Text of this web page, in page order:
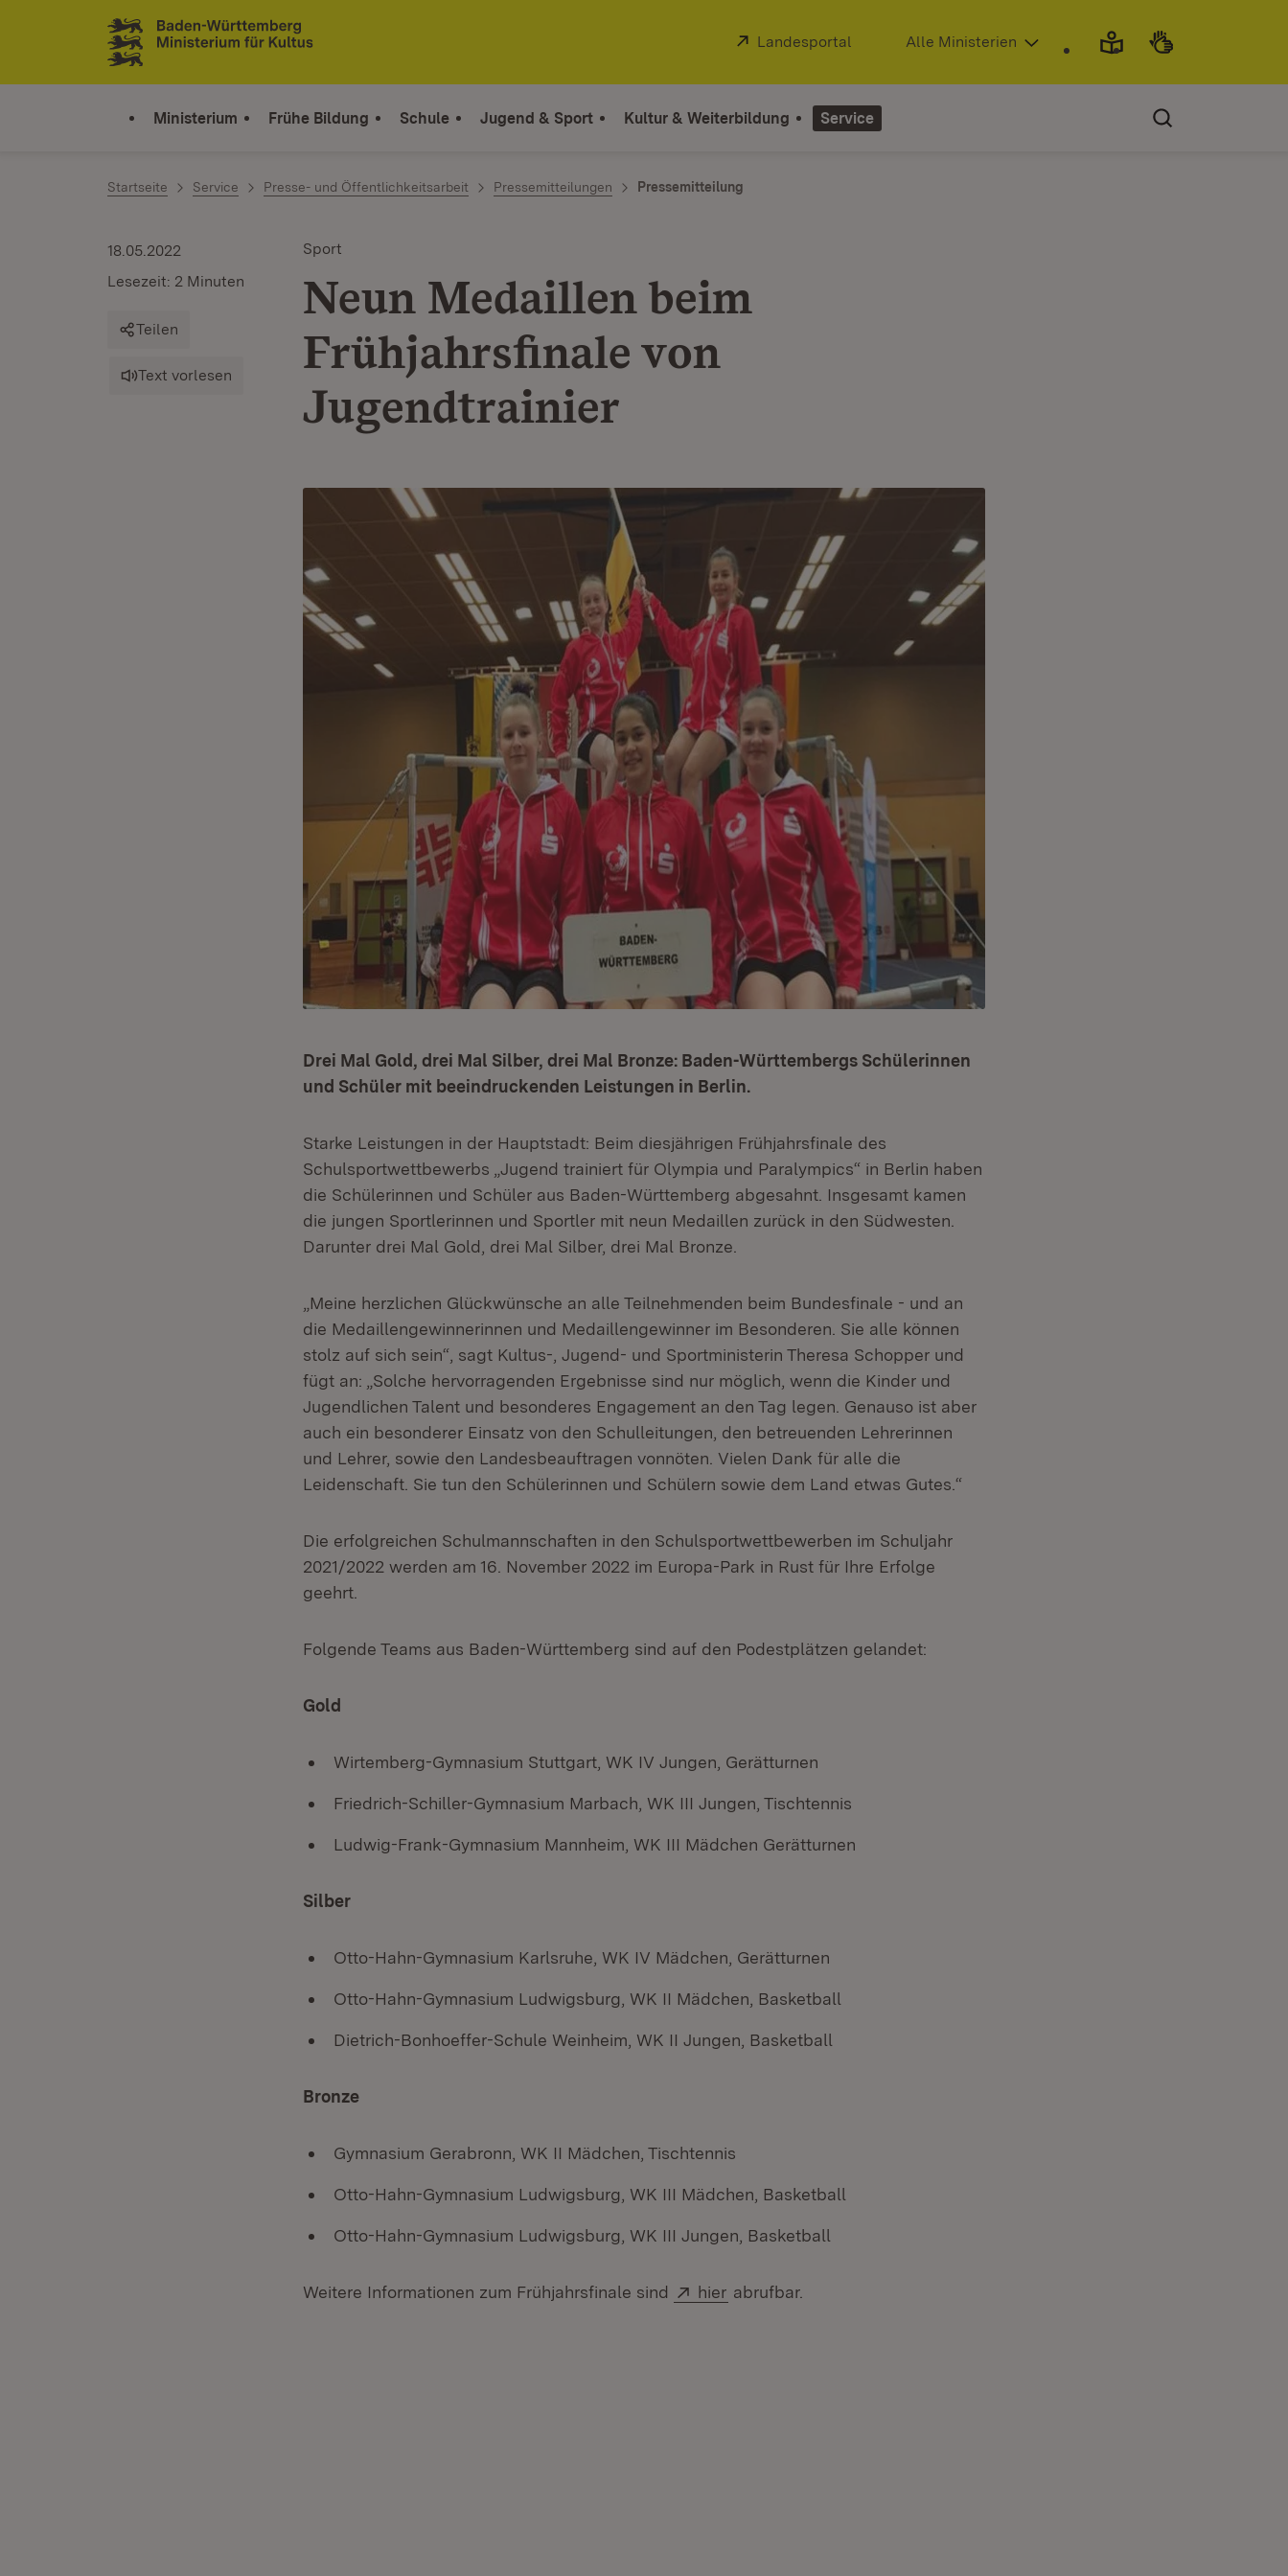
Zum Inhalt springen
Link zur Startseite
Extern:
Landesportal (Öffnet in neuem Fenster)
Alle Ministerien
Ministerium Frühe Bildung Schule Jugend & Sport Kultur & Weiterbildung Service
Startseite Service Presse- und Öffentlichkeitsarbeit Pressemitteilungen Pressemitteilung
Sport
Neun Medaillen beim
Frühjahrsfinale von
Jugendtrainier
18.05.2022
Lesezeit: 2 Minuten
Teilen
Text vorlesen
Drei Mal Gold, drei Mal Silber, drei Mal Bronze: Baden-Württembergs Schülerinnen
und Schüler mit beeindruckenden Leistungen in Berlin.
Starke Leistungen in der Hauptstadt: Beim diesjährigen Frühjahrsfinale des
Schulsportwettbewerbs „Jugend trainiert für Olympia und Paralympics“ in Berlin haben
die Schülerinnen und Schüler aus Baden-Württemberg abgesahnt. Insgesamt kamen
die jungen Sportlerinnen und Sportler mit neun Medaillen zurück in den Südwesten.
Darunter drei Mal Gold, drei Mal Silber, drei Mal Bronze.
„Meine herzlichen Glückwünsche an alle Teilnehmenden beim Bundesfinale - und an
die Medaillengewinnerinnen und Medaillengewinner im Besonderen. Sie alle können
stolz auf sich sein“, sagt Kultus-, Jugend- und Sportministerin Theresa Schopper und
fügt an: „Solche hervorragenden Ergebnisse sind nur möglich, wenn die Kinder und
Jugendlichen Talent und besonderes Engagement an den Tag legen. Genauso ist aber
auch ein besonderer Einsatz von den Schulleitungen, den betreuenden Lehrerinnen
und Lehrer, sowie den Landesbeauftragen vonnöten. Vielen Dank für alle die
Leidenschaft. Sie tun den Schülerinnen und Schülern sowie dem Land etwas Gutes.“
Die erfolgreichen Schulmannschaften in den Schulsportwettbewerben im Schuljahr
2021/2022 werden am 16. November 2022 im Europa-Park in Rust für Ihre Erfolge
geehrt.
Folgende Teams aus Baden-Württemberg sind auf den Podestplätzen gelandet:
Gold
Wirtemberg-Gymnasium Stuttgart, WK IV Jungen, Gerätturnen
Friedrich-Schiller-Gymnasium Marbach, WK III Jungen, Tischtennis
Ludwig-Frank-Gymnasium Mannheim, WK III Mädchen Gerätturnen
Silber
Otto-Hahn-Gymnasium Karlsruhe, WK IV Mädchen, Gerätturnen
Otto-Hahn-Gymnasium Ludwigsburg, WK II Mädchen, Basketball
Dietrich-Bonhoeffer-Schule Weinheim, WK II Jungen, Basketball
Bronze
Gymnasium Gerabronn, WK II Mädchen, Tischtennis
Otto-Hahn-Gymnasium Ludwigsburg, WK III Mädchen, Basketball
Otto-Hahn-Gymnasium Ludwigsburg, WK III Jungen, Basketball
Weitere Informationen zum Frühjahrsfinale sind Extern:
hier (Öffnet in neuem Fenster)
abrufbar.